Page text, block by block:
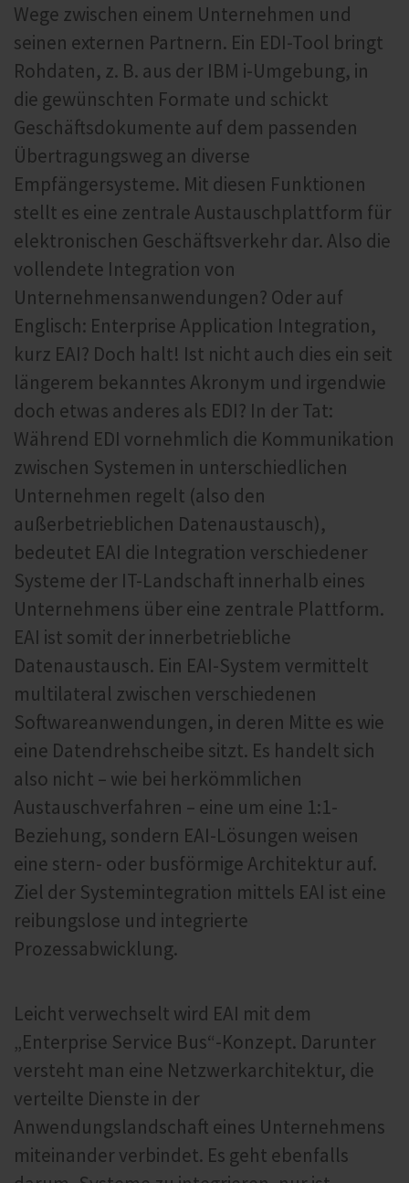
Wege zwischen einem Unternehmen und
seinen externen Partnern. Ein EDI-Tool bringt
Rohdaten, z. B. aus der IBM i-Umgebung, in
die gewünschten Formate und schickt
Geschäftsdokumente auf dem passenden
Übertragungsweg an diverse
Empfängersysteme. Mit diesen Funktionen
stellt es eine zentrale Austauschplattform für
elektronischen Geschäftsverkehr dar. Also die
vollendete Integration von
Unternehmensanwendungen? Oder auf
Englisch: Enterprise Application Integration,
kurz EAI? Doch halt! Ist nicht auch dies ein seit
längerem bekanntes Akronym und irgendwie
doch etwas anderes als EDI? In der Tat:
Während EDI vornehmlich die Kommunikation
zwischen Systemen in unterschiedlichen
Unternehmen regelt (also den
außerbetrieblichen Datenaustausch),
bedeutet EAI die Integration verschiedener
Systeme der IT-Landschaft innerhalb eines
Unternehmens über eine zentrale Plattform.
EAI ist somit der innerbetriebliche
Datenaustausch. Ein EAI-System vermittelt
multilateral zwischen verschiedenen
Softwareanwendungen, in deren Mitte es wie
eine Datendrehscheibe sitzt. Es handelt sich
also nicht – wie bei herkömmlichen
Austauschverfahren – eine um eine 1:1-
Beziehung, sondern EAI-Lösungen weisen
eine stern- oder busförmige Architektur auf.
Ziel der Systemintegration mittels EAI ist eine
reibungslose und integrierte
Prozessabwicklung.
Leicht verwechselt wird EAI mit dem
„Enterprise Service Bus“-Konzept. Darunter
versteht man eine Netzwerkarchitektur, die
verteilte Dienste in der
Anwendungslandschaft eines Unternehmens
miteinander verbindet. Es geht ebenfalls